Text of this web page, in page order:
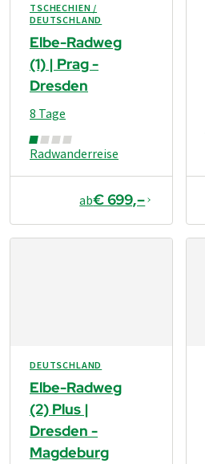
TSCHECHIEN /
DEUTSCHLAND
Elbe-Radweg
(1) | Prag -
Dresden
Radwanderreise
8 Tage
ab€ 699,–
DEUTSCHLAND
Elbe-Radweg
(2) Plus |
Dresden -
Magdeburg